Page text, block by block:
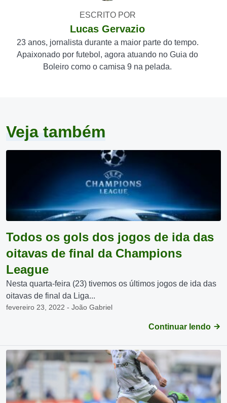
ESCRITO POR
Lucas Gervazio
23 anos, jornalista durante a maior parte do tempo.
Apaixonado por futebol, agora atuando no Guia do
Boleiro como o camisa 9 na pelada.
Veja também
Todos os gols dos jogos de ida das
oitavas de final da Champions
League
Nesta quarta-feira (23) tivemos os últimos jogos de ida das
oitavas de final da Liga...
fevereiro 23, 2022 - João Gabriel
Continuar lendo